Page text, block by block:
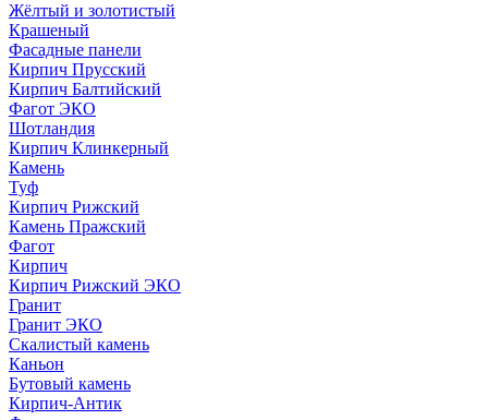
Жёлтый и золотистый
Крашеный
Фасадные панели
Кирпич Прусский
Кирпич Балтийский
Фагот ЭКО
Шотландия
Кирпич Клинкерный
Камень
Туф
Кирпич Рижский
Камень Пражский
Фагот
Кирпич
Кирпич Рижский ЭКО
Гранит
Гранит ЭКО
Скалистый камень
Каньон
Бутовый камень
Кирпич-Антик